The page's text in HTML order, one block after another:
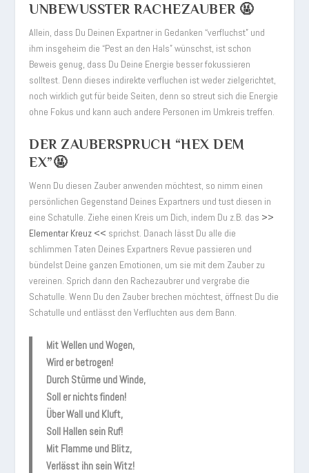
UNBEWUSSTER RACHEZAUBER 🤬
Allein, dass Du Deinen Expartner in Gedanken “verfluchst” und
ihm insgeheim die “Pest an den Hals” wünschst, ist schon
Beweis genug, dass Du Deine Energie besser fokussieren
solltest. Denn dieses indirekte verfluchen ist weder zielgerichtet,
noch wirklich gut für beide Seiten, denn so streut sich die Energie
ohne Fokus und kann auch andere Personen im Umkreis treffen.
DER ZAUBERSPRUCH “HEX DEM
EX”🤬
Wenn Du diesen Zauber anwenden möchtest, so nimm einen
persönlichen Gegenstand Deines Expartners und tust diesen in
eine Schatulle. Ziehe einen Kreis um Dich, indem Du z.B. das >>
Elementar Kreuz << sprichst. Danach lässt Du alle die
schlimmen Taten Deines Expartners Revue passieren und
bündelst Deine ganzen Emotionen, um sie mit dem Zauber zu
vereinen. Sprich dann den Rachezaubrer und vergrabe die
Schatulle. Wenn Du den Zauber brechen möchtest, öffnest Du die
Schatulle und entlässt den Verfluchten aus dem Bann.
Mit Wellen und Wogen,
Wird er betrogen!
Durch Stürme und Winde,
Soll er nichts finden!
Über Wall und Kluft,
Soll Hallen sein Ruf!
Mit Flamme und Blitz,
Verlässt ihn sein Witz!